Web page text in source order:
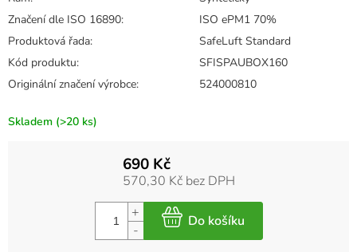
Skladem (>20 ks)
Značení dle ISO 16890:
ISO ePM1 70%
Produktová řada:
SafeLuft Standard
Kód produktu:
SFISPAUBOX160
Originální značení výrobce: 524000810
690 Kč
570,30 Kč bez DPH